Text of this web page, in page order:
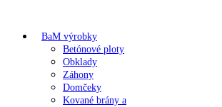
BaM výrobky
Betónové ploty
Obklady
Záhony
Domčeky
Kované brány a